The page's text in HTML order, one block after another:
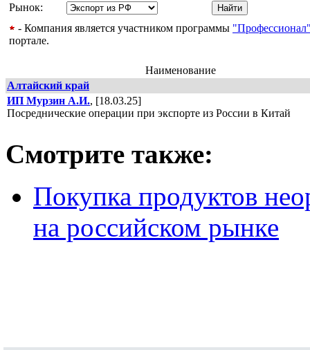
Рынок:
- Компания является участником программы
портале.
Наименование
Алтайский край
ИП Мурзин А.И., [18.03.25]
Посреднические операции при экспорте из России в Китай
Смотрите также:
Покупка продуктов
на российском рынке